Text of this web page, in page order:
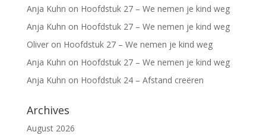
Anja Kuhn on Hoofdstuk 27 – We nemen je kind weg
Anja Kuhn on Hoofdstuk 27 – We nemen je kind weg
Oliveron Hoofdstuk 27 – We nemen je kind weg
Anja Kuhn on Hoofdstuk 27 – We nemen je kind weg
Anja Kuhn on Hoofdstuk 24 – Afstand creëren
Archives
August 2026